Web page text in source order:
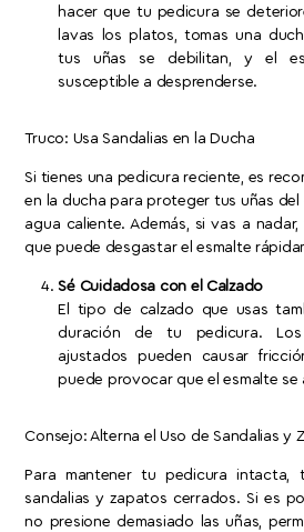
hacer que tu pedicura se
lavas los platos, tomas una
tus uñas se debilitan, y el
susceptible a desprenderse.
Truco: Usa Sandalias en la Ducha
Si tienes una pedicura reciente, es
en la ducha para proteger tus uñas
agua caliente. Además, si vas a
que puede desgastar el esmalte
Sé Cuidadosa con el Calzado
El tipo de calzado que usas
duración de tu pedicura.
ajustados pueden causar
puede provocar que el esmalte se
Consejo: Alterna el Uso de Sandalias y
Para mantener tu pedicura intacta,
sandalias y zapatos cerrados. Si es
no presione demasiado las uñas,